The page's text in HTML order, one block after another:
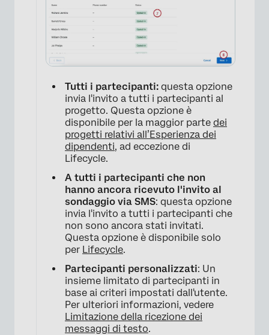
×
Tutti i partecipanti: questa opzione
invia l'invito a tutti i partecipanti al
progetto. Questa opzione è
disponibile per la maggior parte dei
progetti relativi all’Esperienza dei
dipendenti, ad eccezione di
Lifecycle.
A tutti i partecipanti che non
hanno ancora ricevuto l'invito al
sondaggio via SMS: questa opzione
invia l'invito a tutti i partecipanti che
non sono ancora stati invitati.
Questa opzione è disponibile solo
per Lifecycle.
Partecipanti personalizzati: Un
insieme limitato di partecipanti in
base ai criteri impostati dall'utente.
Per ulteriori informazioni, vedere
Limitazione della ricezione dei
messaggi di testo.